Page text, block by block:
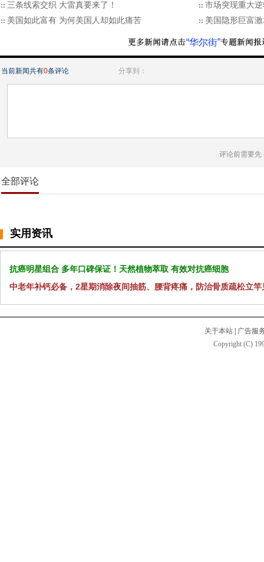
三条线索交织 大雷真要来了！
市场突现重大
美国如此富有 为何美国人却如此痛苦
美国隐形巨富
“华尔街”
当前新闻共有0条评论 分享到：
评论前需要先
全部评论
实用资讯
抗癌明星组合 多年口碑保证！天然植物萃取 有效对抗癌细胞
中老年补钙必备，2星期消除夜间抽筋、腰背疼痛，防治骨质疏松立竿
关于本站
广告服
Copyright (C)